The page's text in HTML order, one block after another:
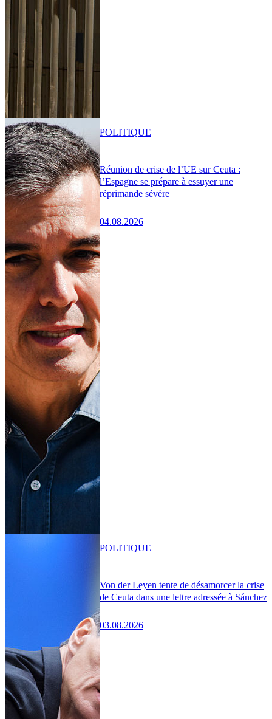
Réunion de crise de l’UE sur Ceuta :
l’Espagne se prépare à essuyer une
réprimande sévère
04.08.2026
POLITIQUE
Von der Leyen tente de désamorcer la crise
de Ceuta dans une lettre adressée à Sánchez
03.08.2026
POLITIQUE